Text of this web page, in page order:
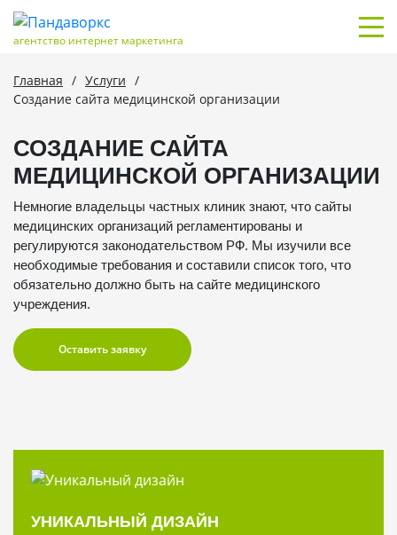
агентство интернет маркетинга
Главная / Услуги /
Создание сайта медицинской организации
СОЗДАНИЕ САЙТА
МЕДИЦИНСКОЙ ОРГАНИЗАЦИИ
Немногие владельцы частных клиник знают, что сайты
медицинских организаций регламентированы и
регулируются законодательством РФ. Мы изучили все
необходимые требования и составили список того, что
обязательно должно быть на сайте медицинского
учреждения.
Оставить заявку
УНИКАЛЬНЫЙ ДИЗАЙН